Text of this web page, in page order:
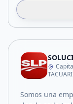
Somos una